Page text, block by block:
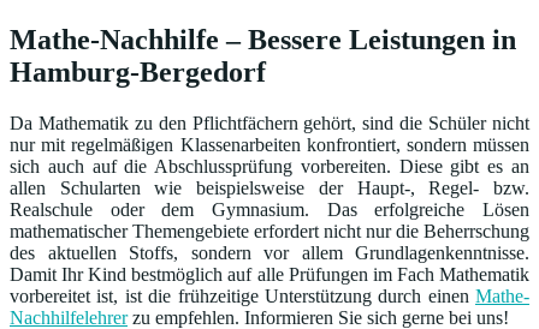
Mathe-Nachhilfe – Bessere Leistungen in
Hamburg-Bergedorf
Da Mathematik zu den Pflichtfächern gehört, sind die Schüler nicht
nur mit regelmäßigen Klassenarbeiten konfrontiert, sondern müssen
sich auch auf die Abschlussprüfung vorbereiten. Diese gibt es an
allen Schularten wie beispielsweise der Haupt-, Regel- bzw.
Realschule oder dem Gymnasium. Das erfolgreiche Lösen
mathematischer Themengebiete erfordert nicht nur die Beherrschung
des aktuellen Stoffs, sondern vor allem Grundlagenkenntnisse.
Damit Ihr Kind bestmöglich auf alle Prüfungen im Fach Mathematik
vorbereitet ist, ist die frühzeitige Unterstützung durch einen Mathe-
Nachhilfelehrerzu empfehlen. Informieren Sie sich gerne bei uns!